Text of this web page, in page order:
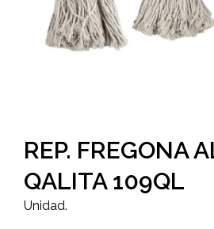
REP. FREGONA
QALITA 109QL
Unidad.